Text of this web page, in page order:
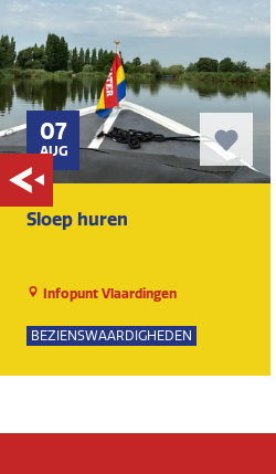
07
AUG
Sloep huren
Infopunt Vlaardingen
BEZIENSWAARDIGHEDEN